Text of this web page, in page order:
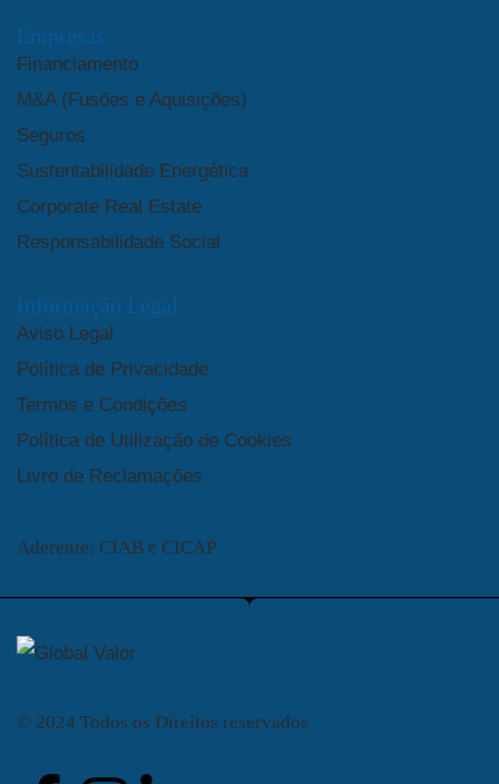
Empresas
Financiamento
M&A (Fusões e Aquisições)
Seguros
Sustentabilidade Energética
Corporate Real Estate
Responsabilidade Social
Informação Legal
Aviso Legal
Política de Privacidade
Termos e Condições
Política de Utilização de Cookies
Livro de Reclamações
Aderente: CIAB e CICAP
© 2024 Todos os Direitos reservados